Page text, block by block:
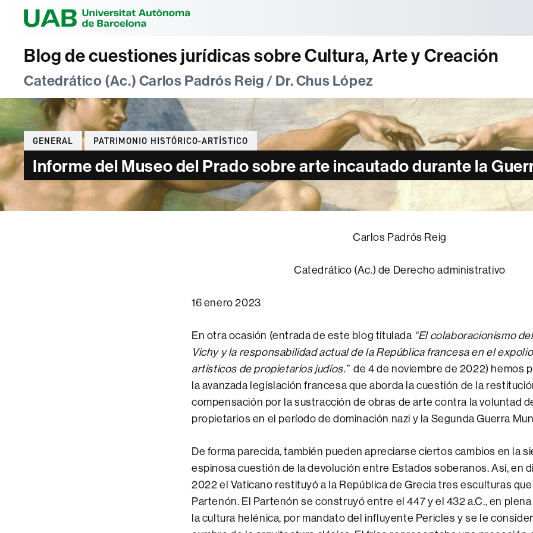
Blog de cuestiones jurídicas sobre Cultura, Arte y Creación
Catedrático (Ac.) Carlos Padrós Reig / Dr. Chus López
Categories
GENERAL PATRIMONIO HISTÓRICO-ARTÍSTICO
Informe del Museo del Prado sobre arte incautado durante la
Carlos Padrós Reig
Catedrático (Ac.) de Derecho administrativo
16 enero 2023
En otra ocasión (entrada de este blog titulada “El colaboracionismo
Vichy y la responsabilidad actual de la República francesa en el
artísticos de propietarios judíos.”de 4 de noviembre de 2022) hemos
la avanzada legislación francesa que aborda la cuestión de la
compensación por la sustracción de obras de arte contra la voluntad
propietarios en el período de dominación nazi y la Segunda Guerra
De forma parecida, también pueden apreciarse ciertos cambios en la
espinosa cuestión de la devolución entre Estados soberanos. Así, en
2022 el Vaticano restituyó a la República de Grecia tres esculturas
Partenón. El Partenón se construyó entre el 447 y el 432 a.C., en
la cultura helénica, por mandato del influyente Pericles y se le